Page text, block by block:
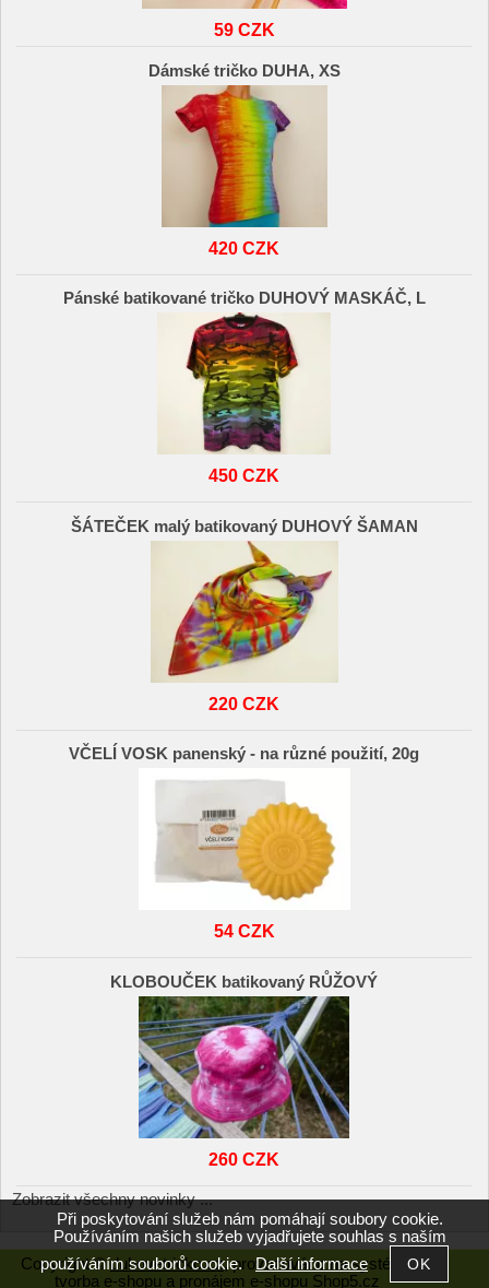
59 CZK
Dámské tričko DUHA, XS
420 CZK
Pánské batikované tričko DUHOVÝ MASKÁČ, L
450 CZK
ŠÁTEČEK malý batikovaný DUHOVÝ ŠAMAN
220 CZK
VČELÍ VOSK panenský - na různé použití, 20g
54 CZK
KLOBOUČEK batikovaný RŮŽOVÝ
260 CZK
Zobrazit všechny novinky ...
Copyright ©duhovetricko.cz,provozováno na systému
tvorba e-shopu a pronájem e-shopu Shop5.cz
Při poskytování služeb nám pomáhají soubory cookie.
Používáním našich služeb vyjadřujete souhlas s naším
používáním souborů cookie.Další informace